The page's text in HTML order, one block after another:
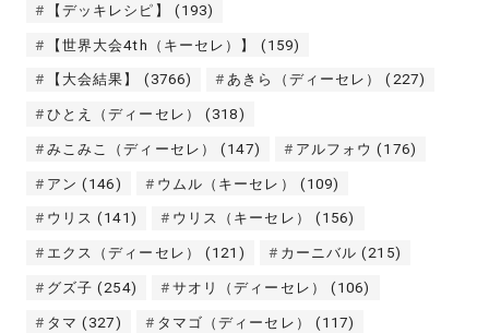
【デッキレシピ】 (193)
【世界大会4th（キーセレ）】 (159)
【大会結果】 (3766) あきら（ディーセレ） (227)
ひとえ（ディーセレ） (318)
みこみこ（ディーセレ） (147) アルフォウ (176)
アン (146) ウムル（キーセレ） (109)
ウリス (141) ウリス（キーセレ） (156)
エクス（ディーセレ） (121) カーニバル (215)
グズ子 (254) サオリ（ディーセレ） (106)
タマ (327) タマゴ（ディーセレ） (117)